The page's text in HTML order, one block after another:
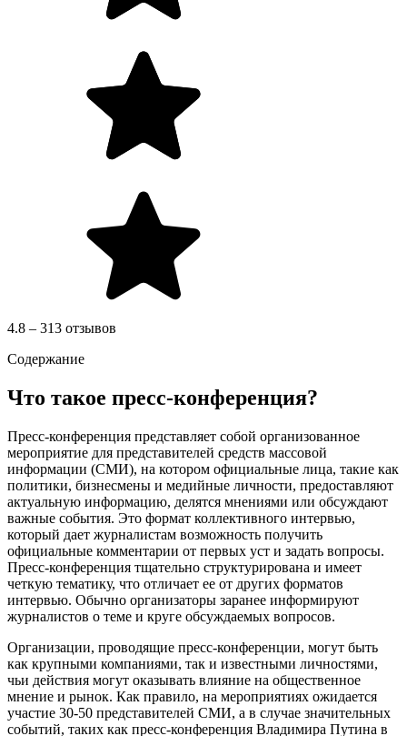
4.8 – 313 отзывов
Содержание
Что такое пресс-конференция?
Пресс-конференция представляет собой организованное
мероприятие для представителей средств массовой
информации (СМИ), на котором официальные лица, такие как
политики, бизнесмены и медийные личности, предоставляют
актуальную информацию, делятся мнениями или обсуждают
важные события. Это формат коллективного интервью,
который дает журналистам возможность получить
официальные комментарии от первых уст и задать вопросы.
Пресс-конференция тщательно структурирована и имеет
четкую тематику, что отличает ее от других форматов
интервью. Обычно организаторы заранее информируют
журналистов о теме и круге обсуждаемых вопросов.
Организации, проводящие пресс-конференции, могут быть
как крупными компаниями, так и известными личностями,
чьи действия могут оказывать влияние на общественное
мнение и рынок. Как правило, на мероприятиях ожидается
участие 30-50 представителей СМИ, а в случае значительных
событий, таких как пресс-конференция Владимира Путина в